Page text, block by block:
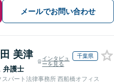
メールでお問い合わせ
美津
弁護士
インタビュ
ーを見る
千葉県
スパート法律事務所 西船橋オフィス